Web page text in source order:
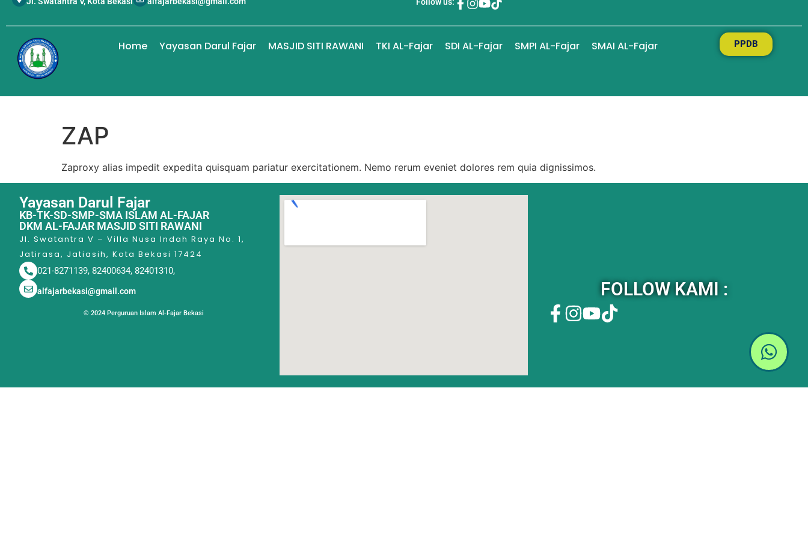
Home Yayasan Darul Fajar MASJID SITI RAWANI TKI AL-Fajar SDI AL-Fajar SMPI AL-Fajar SMAI AL-Fajar PPDB
ZAP
Zaproxy alias impedit expedita quisquam pariatur exercitationem. Nemo rerum eveniet dolores rem quia dignissimos.
Yayasan Darul Fajar
KB-TK-SD-SMP-SMA ISLAM AL-FAJAR
DKM AL-FAJAR MASJID SITI RAWANI
Jl. Swatantra V – Villa Nusa Indah Raya No. 1,
Jatirasa, Jatiasih, Kota Bekasi 17424
021-8271139, 82400634, 82401310,
alfajarbekasi@gmail.com
© 2024 Perguruan Islam Al-Fajar Bekasi
FOLLOW KAMI :